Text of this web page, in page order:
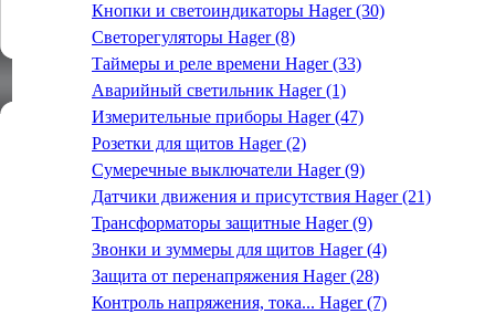
Кнопки и светоиндикаторы Hager (30)
Светорегуляторы Hager (8)
Таймеры и реле времени Hager (33)
Аварийный светильник Hager (1)
Измерительные приборы Hager (47)
Розетки для щитов Hager (2)
Сумеречные выключатели Hager (9)
Датчики движения и присутствия Hager (21)
Трансформаторы защитные Hager (9)
Звонки и зуммеры для щитов Hager (4)
Защита от перенапряжения Hager (28)
Контроль напряжения, тока... Hager (7)